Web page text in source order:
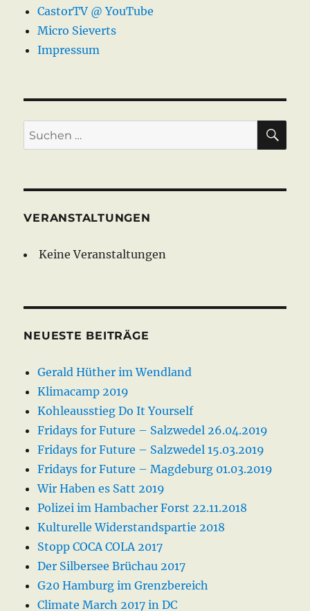
CastorTV @ YouTube
Micro Sieverts
Impressum
Suche
nach:
VERANSTALTUNGEN
Keine Veranstaltungen
NEUESTE BEITRÄGE
Gerald Hüther im Wendland
Klimacamp 2019
Kohleausstieg Do It Yourself
Fridays for Future – Salzwedel 26.04.2019
Fridays for Future – Salzwedel 15.03.2019
Fridays for Future – Magdeburg 01.03.2019
Wir Haben es Satt 2019
Polizei im Hambacher Forst 22.11.2018
Kulturelle Widerstandspartie 2018
Stopp COCA COLA 2017
Der Silbersee Brüchau 2017
G20 Hamburg im Grenzbereich
Climate March 2017 in DC